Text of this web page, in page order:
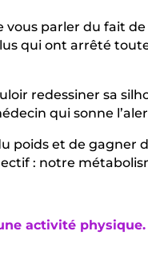
vous parler du fait
qui ont arrêté
redessiner sa
qui sonne
poids et de gagner
: notre
activité physique.